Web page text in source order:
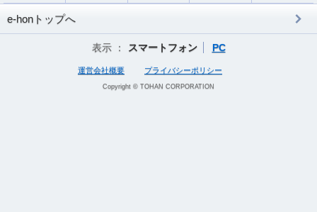
e-honトップへ
表示 ： スマートフォン PC
運営会社概要 プライバシーポリシー
Copyright © TOHAN CORPORATION